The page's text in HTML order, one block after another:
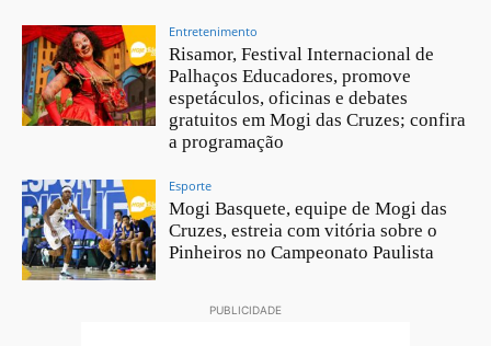
Entretenimento
Risamor, Festival Internacional de
Palhaços Educadores, promove
espetáculos, oficinas e debates
gratuitos em Mogi das Cruzes; confira
a programação
Esporte
Mogi Basquete, equipe de Mogi das
Cruzes, estreia com vitória sobre o
Pinheiros no Campeonato Paulista
PUBLICIDADE